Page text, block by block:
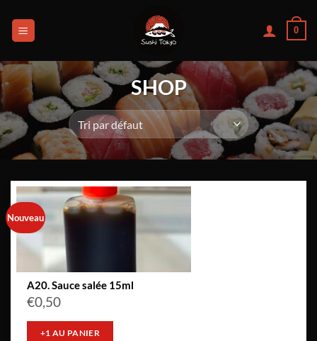
contenu
0
SHOP
Nouveau
A20. Sauce salée 15ml
€0,50
+1 AU PANIER